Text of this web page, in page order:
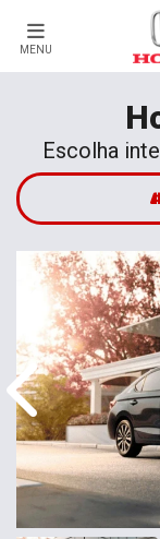
MENU
Escolha
Anterior